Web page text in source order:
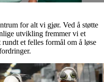
for alt vi gjør. Ved å støtte
utvikling fremmer vi et
et felles formål om å løse